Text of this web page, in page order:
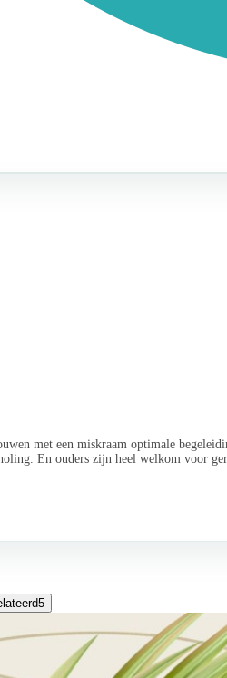
met een miskraam optimale
En ouders zijn heel welkom voor
5